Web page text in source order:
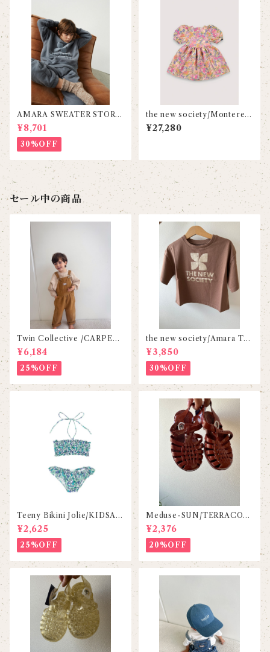
AMARA SWEATER STORM
Y WEATHER/THE NEW S
OCIETY
¥8,701
30%OFF
the new society/Monterey
Dress
¥27,280
セール中の商品
Twin Collective /CARPEN
TER OVERALL-FADED TA
N
¥6,184
25%OFF
the new society/Amara Tee
-Maud
¥3,850
30%OFF
Teeny Bikini Jolie/KIDSAG
OGO
¥2,625
25%OFF
Meduse-SUN/TERRACOT
TA
¥2,376
20%OFF